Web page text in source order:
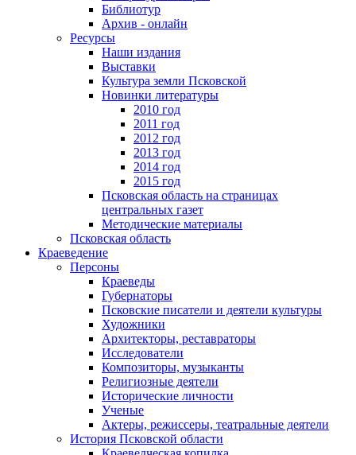
Библиотур
Архив - онлайн
Ресурсы
Наши издания
Выставки
Культура земли Псковской
Новинки литературы
2010 год
2011 год
2012 год
2013 год
2014 год
2015 год
Псковская область на страницах
центральных газет
Методические материалы
Псковская область
Краеведение
Персоны
Краеведы
Губернаторы
Псковские писатели и деятели культуры
Художники
Архитекторы, реставраторы
Исследователи
Композиторы, музыканты
Религиозные деятели
Исторические личности
Ученые
Актеры, режиссеры, театральные деятели
История Псковской области